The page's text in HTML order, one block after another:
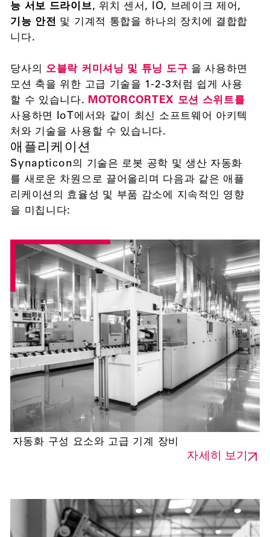
능 서보 드라이브, 위치 센서, IO, 브레이크 제어,
기능 안전 및 기계적 통합을 하나의 장치에 결합합
니다.
당사의 오블락 커미셔닝 및 튜닝 도구 을 사용하면
모션 축을 위한 고급 기술을 1-2-3처럼 쉽게 사용
할 수 있습니다. MOTORCORTEX 모션 스위트를
사용하면 IoT에서와 같이 최신 소프트웨어 아키텍
처와 기술을 사용할 수 있습니다.
애플리케이션
Synapticon의 기술은 로봇 공학 및 생산 자동화
를 새로운 차원으로 끌어올리며 다음과 같은 애플
리케이션의 효율성 및 부품 감소에 지속적인 영향
을 미칩니다:
자동화 구성 요소와 고급 기계 장비
자세히 보기